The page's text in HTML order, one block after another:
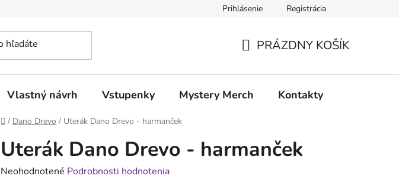
Doprava a platbaPrihlásenie Registrácia
KOŠÍK
PRÁZDNY KOŠÍK
Vlastný návrh Vstupenky Mystery Merch Kontakty
Domov
/ Dano Drevo / Uterák Dano Drevo - harmanček
Uterák Dano Drevo - harmanček
Priemerné
Neohodnotené Podrobnosti hodnotenia